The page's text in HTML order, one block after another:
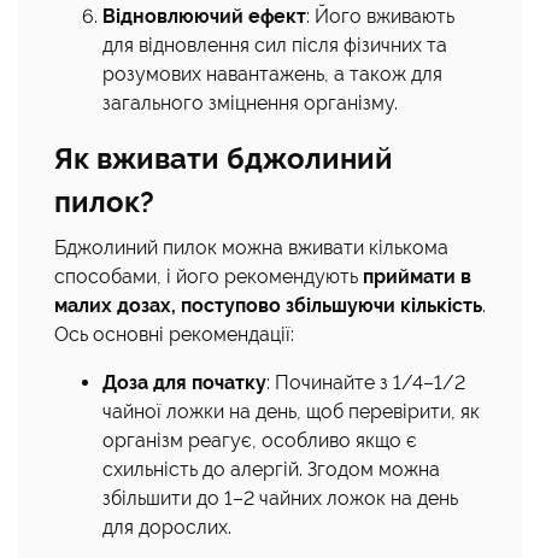
Відновлюючий ефект: Його вживають
для відновлення сил після фізичних та
розумових навантажень, а також для
загального зміцнення організму.
Як вживати бджолиний
пилок?
Бджолиний пилок можна вживати кількома
способами, і його рекомендують приймати в
малих дозах, поступово збільшуючи кількість.
Ось основні рекомендації:
Доза для початку: Починайте з 1/4–1/2
чайної ложки на день, щоб перевірити, як
організм реагує, особливо якщо є
схильність до алергій. Згодом можна
збільшити до 1–2 чайних ложок на день
для дорослих.